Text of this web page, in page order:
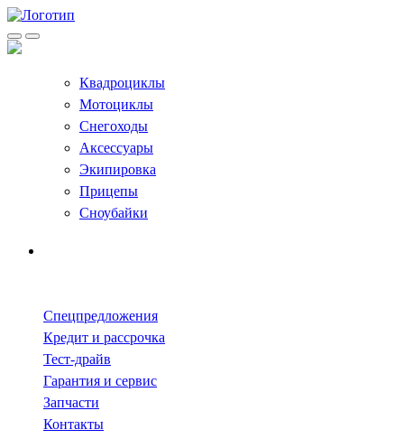
Квадроциклы
Мотоциклы
Снегоходы
Аксессуары
Экипировка
Прицепы
Сноубайки
Спецпредложения
Кредит и рассрочка
Тест-драйв
Гарантия и сервис
Запчасти
Контакты